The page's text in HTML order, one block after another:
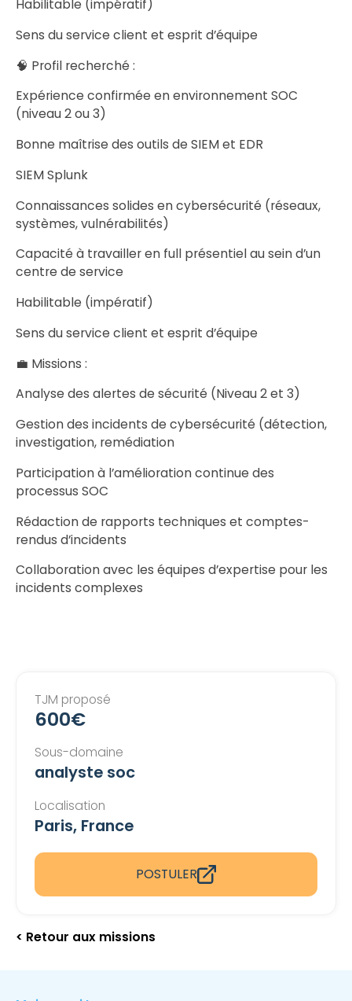
Habilitable (impératif)
Sens du service client et esprit d’équipe
🧠 Profil recherché :
Expérience confirmée en environnement SOC
(niveau 2 ou 3)
Bonne maîtrise des outils de SIEM et EDR
SIEM Splunk
Connaissances solides en cybersécurité (réseaux,
systèmes, vulnérabilités)
Capacité à travailler en full présentiel au sein d’un
centre de service
Habilitable (impératif)
Sens du service client et esprit d’équipe
💼 Missions :
Analyse des alertes de sécurité (Niveau 2 et 3)
Gestion des incidents de cybersécurité (détection,
investigation, remédiation
Participation à l’amélioration continue des
processus SOC
Rédaction de rapports techniques et comptes-
rendus d’incidents
Collaboration avec les équipes d’expertise pour les
incidents complexes
TJM proposé
600€
Sous-domaine
analyste soc
Localisation
Paris, France
POSTULER
< Retour aux missions